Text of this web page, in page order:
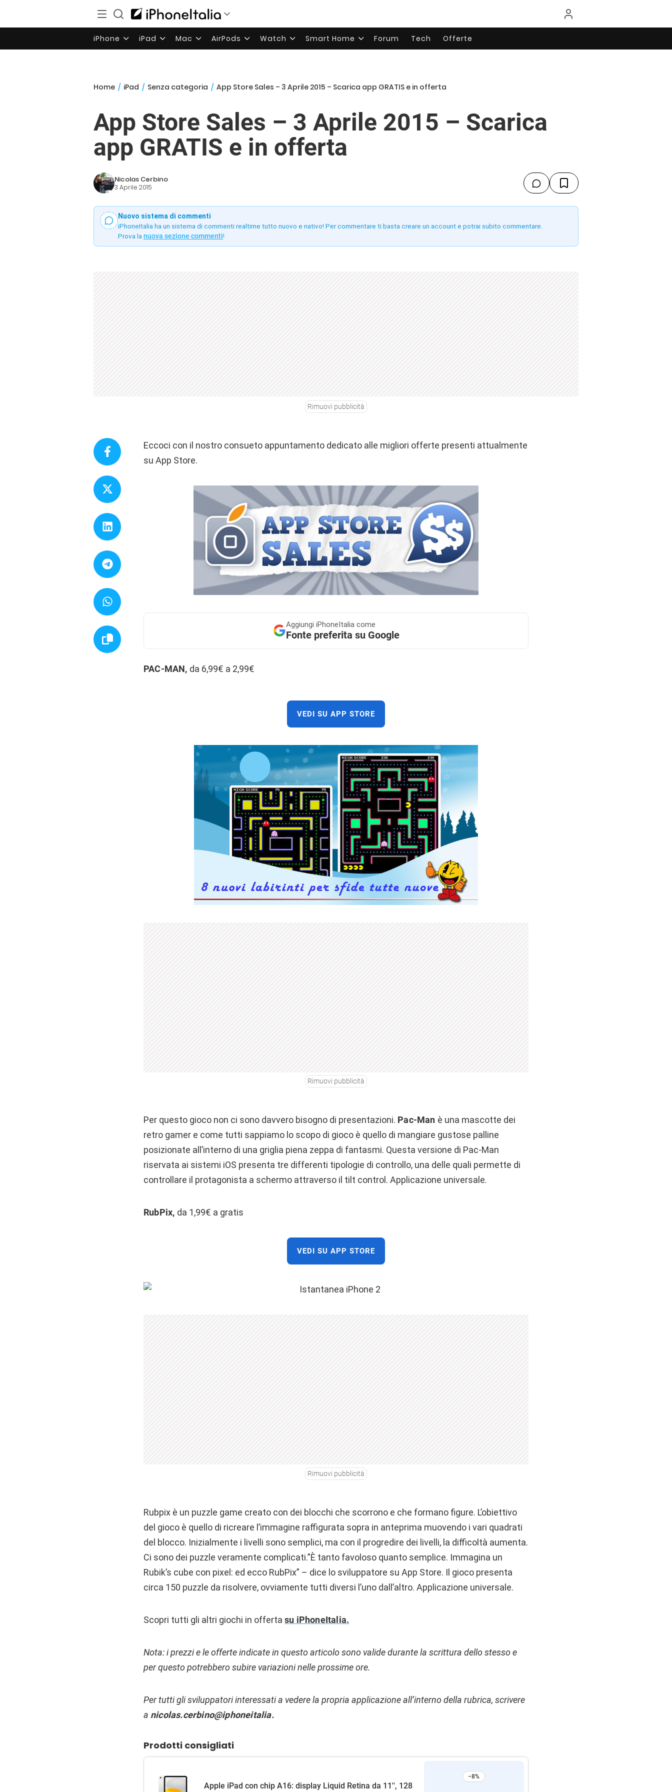
iPhone iPad Mac AirPods Watch Smart Home Forum Tech Offerte
Home / iPad / Senza categoria / App Store Sales – 3 Aprile 2015 – Scarica app GRATIS e in offerta
App Store Sales – 3 Aprile 2015 – Scarica
app GRATIS e in offerta
Nicolas Cerbino
3 Aprile 2015
Nuovo sistema di commenti
iPhoneItalia ha un sistema di commenti realtime tutto nuovo e nativo! Per commentare ti basta creare un account e potrai subito commentare.
Prova la nuova sezione commenti!
Rimuovi pubblicità
Eccoci con il nostro consueto appuntamento dedicato alle migliori offerte presenti attualmente
su App Store.
Aggiungi iPhoneItalia come
Fonte preferita su Google
PAC-MAN, da 6,99€ a 2,99€
VEDI SU APP STORE
Rimuovi pubblicità
Per questo gioco non ci sono davvero bisogno di presentazioni. Pac-Man è una mascotte dei
retro gamer e come tutti sappiamo lo scopo di gioco è quello di mangiare gustose palline
posizionate all’interno di una griglia piena zeppa di fantasmi. Questa versione di Pac-Man
riservata ai sistemi iOS presenta tre differenti tipologie di controllo, una delle quali permette di
controllare il protagonista a schermo attraverso il tilt control. Applicazione universale.
RubPix, da 1,99€ a gratis
VEDI SU APP STORE
Rimuovi pubblicità
Rubpix è un puzzle game creato con dei blocchi che scorrono e che formano figure. L’obiettivo
del gioco è quello di ricreare l’immagine raffigurata sopra in anteprima muovendo i vari quadrati
del blocco. Inizialmente i livelli sono semplici, ma con il progredire dei livelli, la difficoltà aumenta.
Ci sono dei puzzle veramente complicati.”È tanto favoloso quanto semplice. Immagina un
Rubik’s cube con pixel: ed ecco RubPix” – dice lo sviluppatore su App Store. Il gioco presenta
circa 150 puzzle da risolvere, ovviamente tutti diversi l’uno dall’altro. Applicazione universale.
Scopri tutti gli altri giochi in offerta su iPhoneItalia.
Nota: i prezzi e le offerte indicate in questo articolo sono valide durante la scrittura dello stesso e
per questo potrebbero subire variazioni nelle prossime ore.
Per tutti gli sviluppatori interessati a vedere la propria applicazione all’interno della rubrica, scrivere
a nicolas.cerbino@iphoneitalia.
Prodotti consigliati
Apple iPad con chip A16: display Liquid Retina da 11'', 128
−8%